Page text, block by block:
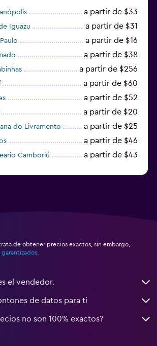
a partir de $33
Iguazu a partir de $31
a partir de $16
a partir de $38
a partir de $256
a partir de $60
a partir de $52
a partir de $20
do Livramento a partir de $25
a partir de $46
Camboriú a partir de $43
de obtener precios exactos, sin embargo,
garantizados
el vendedor.
de datos para ti
no son 100% exactos?